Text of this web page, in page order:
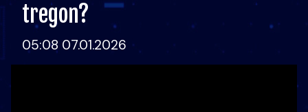
tregon?
05:08 07.01.2026